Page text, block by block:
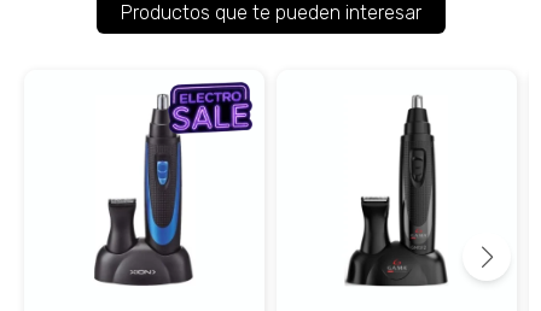
Productos que te pueden interesar